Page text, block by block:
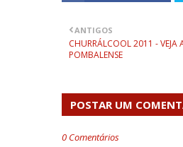
ANTIGOS
CHURRÁLCOOL 2011 - VEJA
POMBALENSE
POSTAR UM
0 Comentários